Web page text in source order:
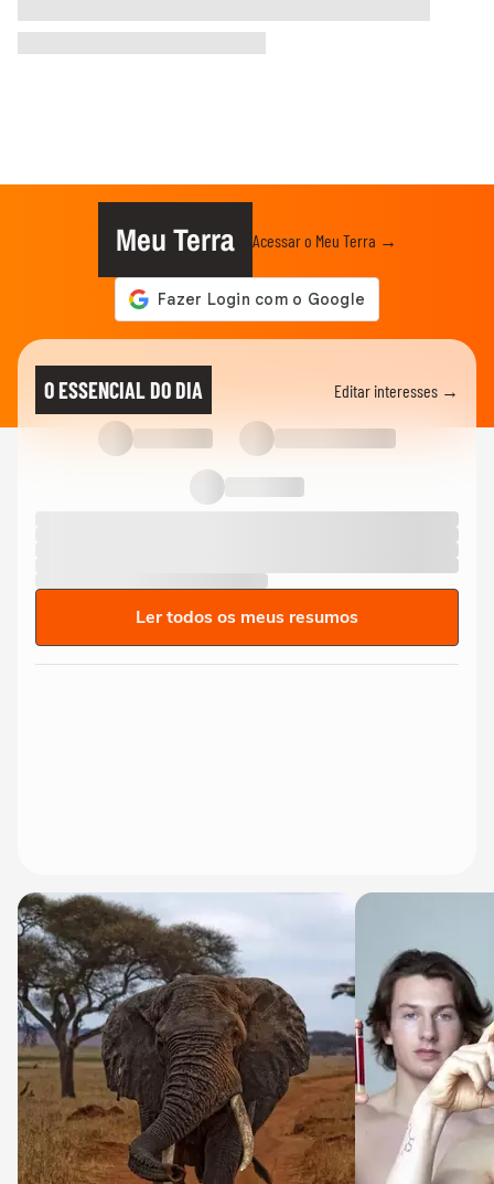
Meu Terra Acessar o Meu Terra →
O ESSENCIAL DO DIA Editar interesses →
Ler todos os meus resumos